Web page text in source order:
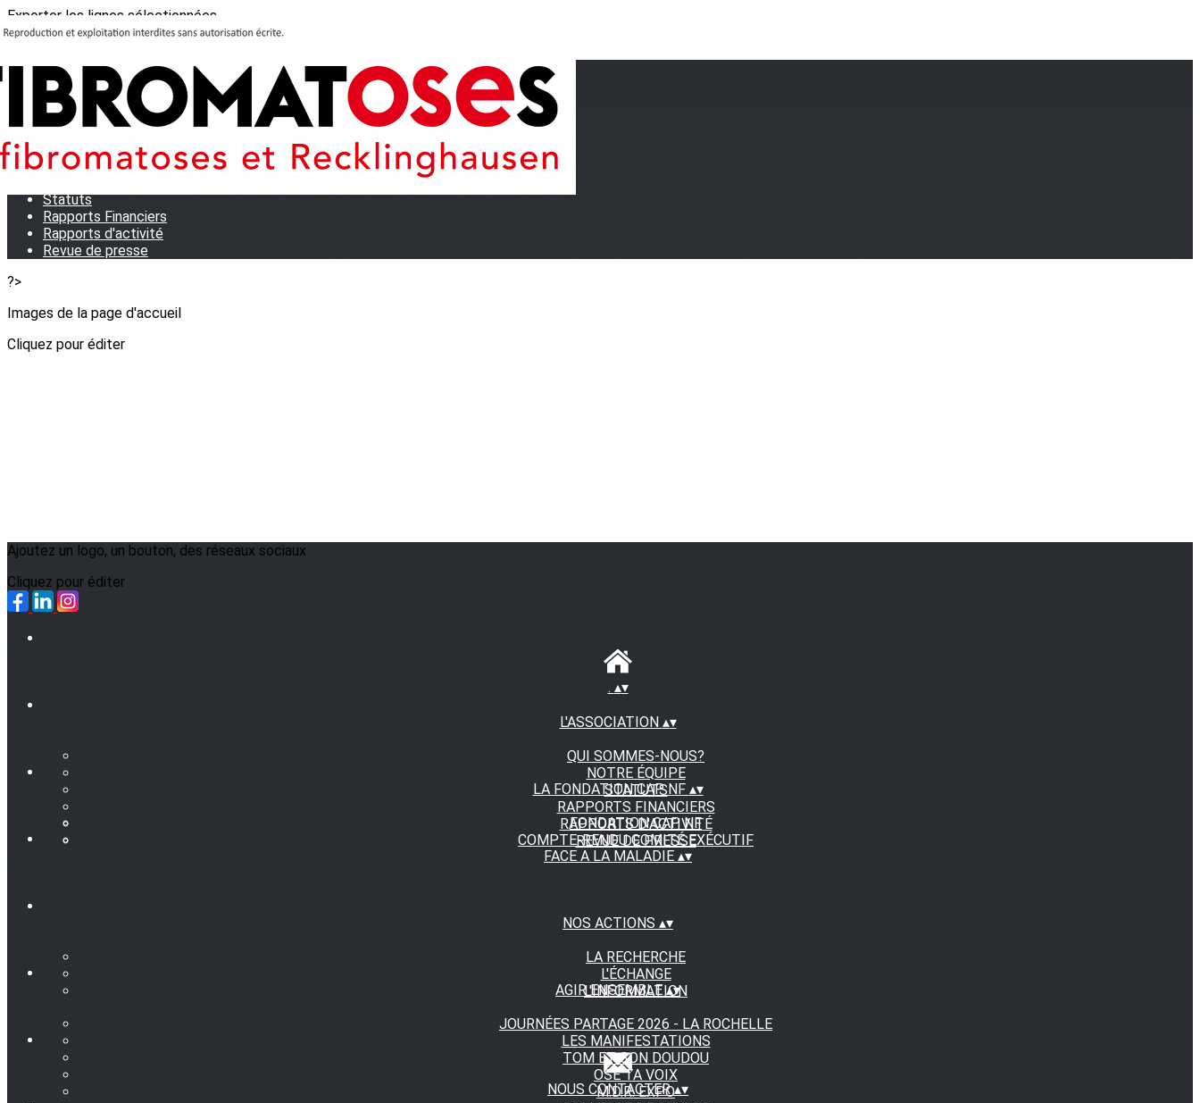
Exporter les lignes sélectionnées
Exporter toutes les colonnes
Qui sommes-nous?
Statuts
Rapports Financiers
Rapports d'activité
Revue de presse
?>
Images de la page d'accueil
Cliquez pour éditer
Ajoutez un logo, un bouton, des réseaux sociaux
Cliquez pour éditer
. ▴▾
L'ASSOCIATION ▴▾
QUI SOMMES-NOUS?
NOTRE ÉQUIPE
STATUTS
RAPPORTS FINANCIERS
RAPPORTS D'ACTIVITÉ
REVUE DE PRESSE
LA FONDATION CAP NF ▴▾
FONDATION CAP NF
COMPTE-RENDU COMITÉ EXÉCUTIF
FACE A LA MALADIE ▴▾
NOS ACTIONS ▴▾
LA RECHERCHE
L'ÉCHANGE
L'INFORMATION
AGIR ENSEMBLE▴▾
JOURNÉES PARTAGE 2026 - LA ROCHELLE
LES MANIFESTATIONS
TOM ET SON DOUDOU
OSE TA VOIX
M.D.R. EXPO
NOUS CONTACTER▴▾